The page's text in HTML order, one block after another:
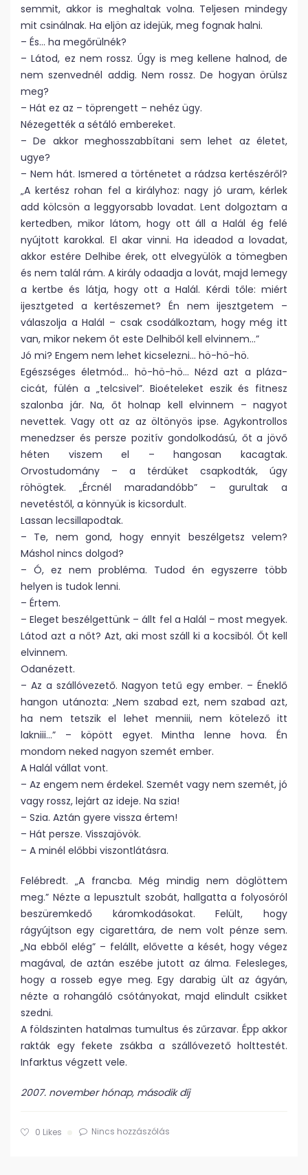
semmit, akkor is meghaltak volna. Teljesen mindegy
mit csinálnak. Ha eljön az idejük, meg fognak halni.
– És… ha megőrülnék?
– Látod, ez nem rossz. Úgy is meg kellene halnod, de
nem szenvednél addig. Nem rossz. De hogyan örülsz
meg?
– Hát ez az – töprengett – nehéz ügy.
Nézegették a sétáló embereket.
– De akkor meghosszabbítani sem lehet az életet,
ugye?
– Nem hát. Ismered a történetet a rádzsa kertészéről?
„A kertész rohan fel a királyhoz: nagy jó uram, kérlek
add kölcsön a leggyorsabb lovadat. Lent dolgoztam a
kertedben, mikor látom, hogy ott áll a Halál ég felé
nyújtott karokkal. El akar vinni. Ha ideadod a lovadat,
akkor estére Delhibe érek, ott elvegyülök a tömegben
és nem talál rám. A király odaadja a lovát, majd lemegy
a kertbe és látja, hogy ott a Halál. Kérdi tőle: miért
ijesztgeted a kertészemet? Én nem ijesztgetem –
válaszolja a Halál – csak csodálkoztam, hogy még itt
van, mikor nekem őt este Delhiből kell elvinnem…”
Jó mi? Engem nem lehet kicselezni… hö-hö-hö.
Egészséges életmód… hö-hö-hö… Nézd azt a pláza-
cicát, fülén a „telcsivel”. Bioételeket eszik és fitnesz
szalonba jár. Na, őt holnap kell elvinnem – nagyot
nevettek. Vagy ott az az öltönyös ipse. Agykontrollos
menedzser és persze pozitív gondolkodású, őt a jövő
héten viszem el – hangosan kacagtak.
Orvostudomány – a térdüket csapkodták, úgy
röhögtek. „Ércnél maradandóbb” – gurultak a
nevetéstől, a könnyük is kicsordult.
Lassan lecsillapodtak.
– Te, nem gond, hogy ennyit beszélgetsz velem?
Máshol nincs dolgod?
– Ó, ez nem probléma. Tudod én egyszerre több
helyen is tudok lenni.
– Értem.
– Eleget beszélgettünk – állt fel a Halál – most megyek.
Látod azt a nőt? Azt, aki most száll ki a kocsiból. Őt kell
elvinnem.
Odanézett.
– Az a szállóvezető. Nagyon tetű egy ember. – Éneklő
hangon utánozta: „Nem szabad ezt, nem szabad azt,
ha nem tetszik el lehet menniii, nem kötelező itt
lakniii…” – köpött egyet. Mintha lenne hova. Én
mondom neked nagyon szemét ember.
A Halál vállat vont.
– Az engem nem érdekel. Szemét vagy nem szemét, jó
vagy rossz, lejárt az ideje. Na szia!
– Szia. Aztán gyere vissza értem!
– Hát persze. Visszajövök.
– A minél előbbi viszontlátásra.
Felébredt. „A francba. Még mindig nem döglöttem
meg.” Nézte a lepusztult szobát, hallgatta a folyosóról
beszüremkedő káromkodásokat. Felült, hogy
rágyújtson egy cigarettára, de nem volt pénze sem.
„Na ebből elég” – felállt, elővette a kését, hogy végez
magával, de aztán eszébe jutott az álma. Felesleges,
hogy a rosseb egye meg. Egy darabig ült az ágyán,
nézte a rohangáló csótányokat, majd elindult csikket
szedni.
A földszinten hatalmas tumultus és zűrzavar. Épp akkor
rakták egy fekete zsákba a szállóvezető holttestét.
Infarktus végzett vele.
2007. november hónap, második díj
0 Likes Nincs hozzászólás